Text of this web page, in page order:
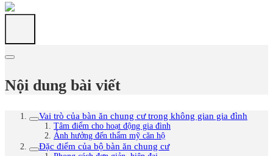
Nội dung bài viết
Vai trò của bàn ăn chung cư trong không gian gia đình
Tâm điểm cho hoạt động gia đình
Ảnh hưởng đến thẩm mỹ căn hộ
Đặc điểm của bộ bàn ăn chung cư